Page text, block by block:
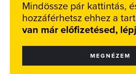
Mindössze pár kattintás,
hozzáférhetsz ehhez a
van már előfizetésed,
MEGNÉZEM